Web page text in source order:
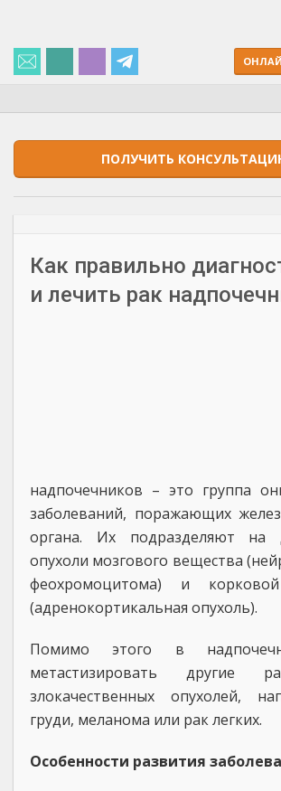
ПОЛУЧИТЬ
Как правильно
и лечить рак
надпочечников – это группа
заболеваний, поражающих
органа. Их подразделяют на
опухоли мозгового вещества
феохромоцитома) и
(адренокортикальная опухоль).
Помимо этого в
метастизировать другие
злокачественных опухолей,
груди, меланома или рак легких.
Особенности развития